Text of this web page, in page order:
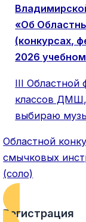
«Об
(конкурсах,
2026
III Областной
классов
выбираю
Областной
смычковых
(соло)
Регистрация